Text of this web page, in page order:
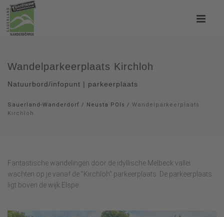
Wandelparkeerplaats Kirchloh
Natuurbord/infopunt | parkeerplaats
Sauerland-Wanderdorf / Neusta POIs / Wandelparkeerplaats
Kirchloh
Fantastische wandelingen door de idyllische Melbeck vallei
wachten op je vanaf de "Kirchloh" parkeerplaats. De parkeerplaats
ligt boven de wijk Elspe.